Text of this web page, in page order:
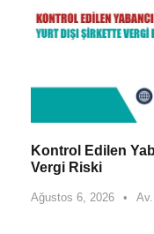
Kontrol Edilen
Vergi Riski
Ağustos 6, 2026 •